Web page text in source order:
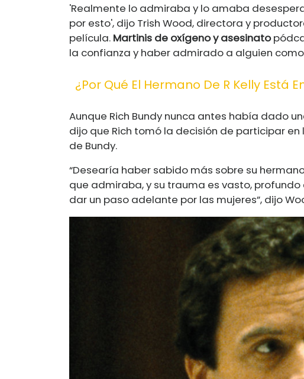
'Realmente lo admiraba y lo amaba
por esto', dijo Trish Wood, directora y
película. Martinis de oxígeno y asesinato
la confianza y haber admirado a alguien
¿Por Qué El Hermano De R Kelly Está
Aunque Rich Bundy nunca antes había dado
dijo que Rich tomó la decisión de participar
de Bundy.
“Desearía haber sabido más sobre su
que admiraba, y su trauma es vasto,
dar un paso adelante por las mujeres”, dijo